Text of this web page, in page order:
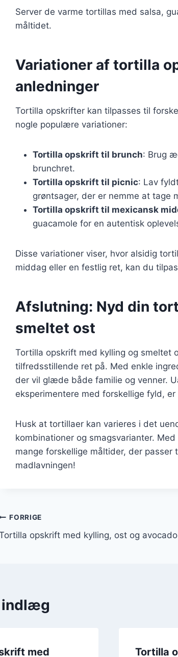
Server de varme tortillas med salsa,
måltidet.
Variationer af tortilla
anledninger
Tortilla opskrifter kan tilpasses til
nogle populære variationer:
Tortilla opskrift til brunch: Brug
brunchret.
Tortilla opskrift til picnic: Lav
grøntsager, der er nemme at tage
Tortilla opskrift til mexicansk
guacamole for en autentisk
Disse variationer viser, hvor alsidig
middag eller en festlig ret, kan du
Afslutning: Nyd din
smeltet ost
Tortilla opskrift med kylling og smeltet
tilfredsstillende ret på. Med enkle
der vil glæde både familie og venner.
eksperimentere med forskellige fyld,
Husk at tortillaer kan varieres i det
kombinationer og smagsvarianter.
mange forskellige måltider, der passer
madlavningen!
FORRIGE
opskrift med kylling, ost og avocado
indlæg
med Tortilla